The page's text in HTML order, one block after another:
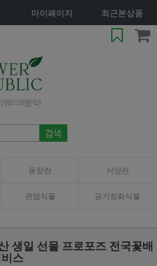
마이페이지 최근본상품
동양란 서양란
관엽식물 공기정화식물
생일 선물 프로포즈 전국꽃배
스